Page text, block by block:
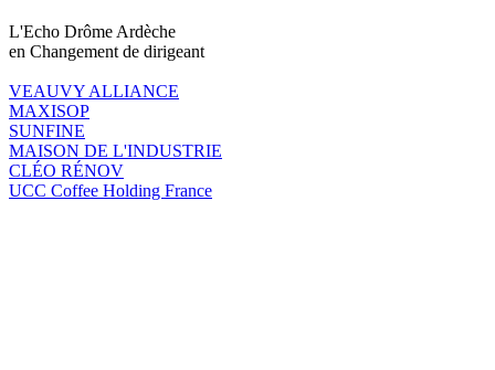
L'Echo Drôme Ardèche
en Changement de dirigeant
VEAUVY ALLIANCE
MAXISOP
SUNFINE
MAISON DE L'INDUSTRIE
CLÉO RÉNOV
UCC Coffee Holding France